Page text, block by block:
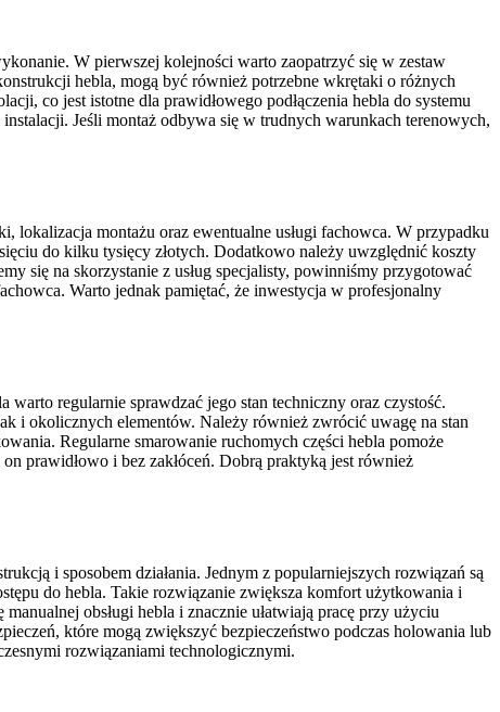
W pierwszej kolejności warto zaopatrzyć się w zestaw
hebla, mogą być również potrzebne wkrętaki o różnych
co jest istotne dla prawidłowego podłączenia hebla do systemu
Jeśli montaż odbywa się w trudnych warunkach terenowych,
montażu oraz ewentualne usługi fachowca. W przypadku
do kilku tysięcy złotych. Dodatkowo należy uwzględnić koszty
się na skorzystanie z usług specjalisty, powinniśmy przygotować
Warto jednak pamiętać, że inwestycja w profesjonalny
regularnie sprawdzać jego stan techniczny oraz czystość.
i okolicznych elementów. Należy również zwrócić uwagę na stan
Regularne smarowanie ruchomych części hebla pomoże
prawidłowo i bez zakłóceń. Dobrą praktyką jest również
i sposobem działania. Jednym z popularniejszych rozwiązań są
do hebla. Takie rozwiązanie zwiększa komfort użytkowania i
obsługi hebla i znacznie ułatwiają pracę przy użyciu
które mogą zwiększyć bezpieczeństwo podczas holowania lub
rozwiązaniami technologicznymi.